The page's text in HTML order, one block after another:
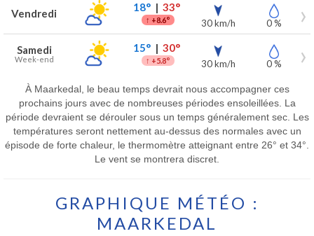
Vendredi 18°| 33°
↑ +8.6° 30 km/h 0 %
Samedi
Week-end
15°| 30°
↑ +5.8° 30 km/h 0 %
À Maarkedal, le beau temps devrait nous accompagner ces
prochains jours avec de nombreuses périodes ensoleillées. La
période devraient se dérouler sous un temps généralement sec. Les
températures seront nettement au-dessus des normales avec un
épisode de forte chaleur, le thermomètre atteignant entre 26° et 34°.
Le vent se montrera discret.
GRAPHIQUE MÉTÉO :
MAARKEDAL